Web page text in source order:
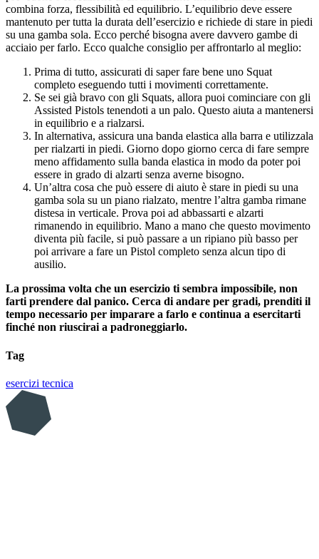
combina forza, flessibilità ed equilibrio. L’equilibrio deve essere
mantenuto per tutta la durata dell’esercizio e richiede di stare in piedi
su una gamba sola. Ecco perché bisogna avere davvero gambe di
acciaio per farlo. Ecco qualche consiglio per affrontarlo al meglio:
Prima di tutto, assicurati di saper fare bene uno Squat
completo eseguendo tutti i movimenti correttamente.
Se sei già bravo con gli Squats, allora puoi cominciare con gli
Assisted Pistols tenendoti a un palo. Questo aiuta a mantenersi
in equilibrio e a rialzarsi.
In alternativa, assicura una banda elastica alla barra e utilizzala
per rialzarti in piedi. Giorno dopo giorno cerca di fare sempre
meno affidamento sulla banda elastica in modo da poter poi
essere in grado di alzarti senza averne bisogno.
Un’altra cosa che può essere di aiuto è stare in piedi su una
gamba sola su un piano rialzato, mentre l’altra gamba rimane
distesa in verticale. Prova poi ad abbassarti e alzarti
rimanendo in equilibrio. Mano a mano che questo movimento
diventa più facile, si può passare a un ripiano più basso per
poi arrivare a fare un Pistol completo senza alcun tipo di
ausilio.
La prossima volta che un esercizio ti sembra impossibile, non
farti prendere dal panico. Cerca di andare per gradi, prenditi il
tempo necessario per imparare a farlo e continua a esercitarti
finché non riuscirai a padroneggiarlo.
Tag
esercizi tecnica